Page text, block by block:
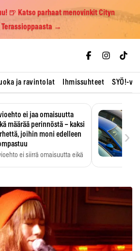
🍺 Katso parhaat menovinkit Cityn
Terassioppaasta →
ja ravintolat Ihmissuhteet SYÖ!-
ei jaa omaisuutta
määrää perinnöstä – kaksi
joihin moni edelleen
ei siirrä omaisuutta eikä
›